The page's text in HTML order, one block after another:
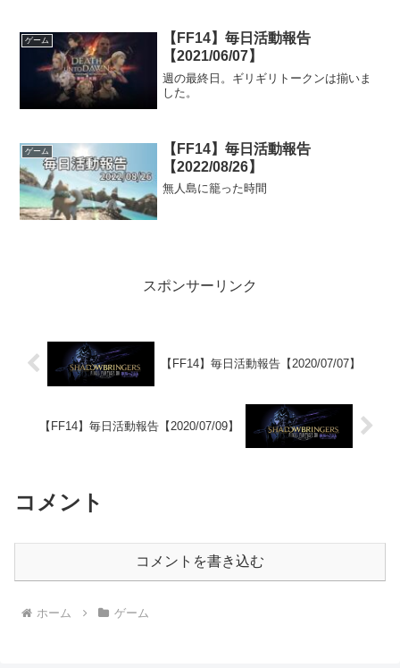
ゲーム
【FF14】毎日活動報告
【2021/06/07】
週の最終日。ギリギリトークンは揃いま
した。
ゲーム
【FF14】毎日活動報告
【2022/08/26】
無人島に籠った時間
スポンサーリンク
【FF14】毎日活動報告【2020/07/07】
【FF14】毎日活動報告【2020/07/09】
コメント
コメントを書き込む
ホーム ゲーム